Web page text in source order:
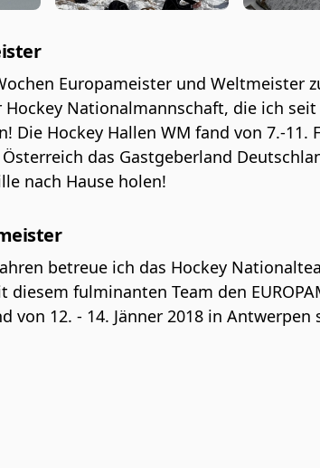
Europameister und Weltmeister
Nationalmannschaft, die ich
Die Hockey Hallen WM fand von 7.-11.
das Gastgeberland
nach Hause holen!
betreue ich das Hockey
diesem fulminanten Team den
von 12. - 14. Jänner 2018 in Antwerpen